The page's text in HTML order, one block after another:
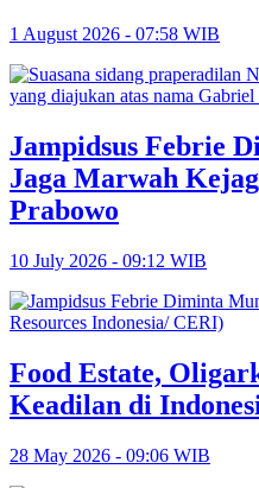
1 August 2026 - 07:58 WIB
Jampidsus Febrie
Jaga Marwah
Prabowo
10 July 2026 - 09:12 WIB
Food Estate,
Keadilan di
28 May 2026 - 09:06 WIB